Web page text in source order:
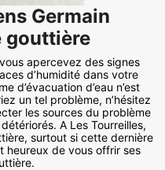
Germain
gouttière
apercevez des signes
d’humidité dans votre
d’évacuation d’eau n’est
un tel problème, n’hésitez
les sources du problème
A Les Tourreilles,
surtout si cette dernière
heureux de vous offrir ses